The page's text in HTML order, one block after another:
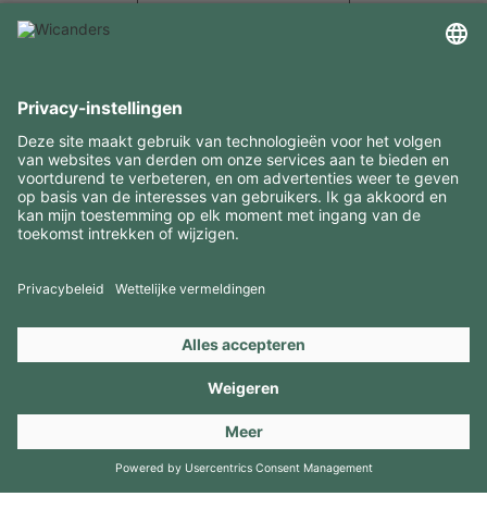
INTERESSANTE INFORMATIE
MIDDELEN
CONTACTEN
Copyright 2026 © Amorim Cork Solutions. All rights reserved.
byWebcomum